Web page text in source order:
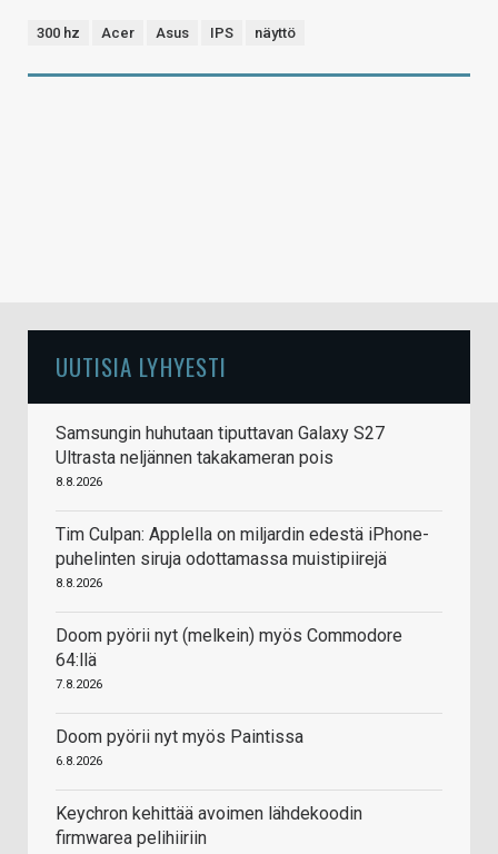
300 hz Acer Asus IPS näyttö
UUTISIA LYHYESTI
Samsungin huhutaan tiputtavan Galaxy S27
Ultrasta neljännen takakameran pois
8.8.2026
Tim Culpan: Applella on miljardin edestä iPhone-
puhelinten siruja odottamassa muistipiirejä
8.8.2026
Doom pyörii nyt (melkein) myös Commodore
64:llä
7.8.2026
Doom pyörii nyt myös Paintissa
6.8.2026
Keychron kehittää avoimen lähdekoodin
firmwarea pelihiiriin